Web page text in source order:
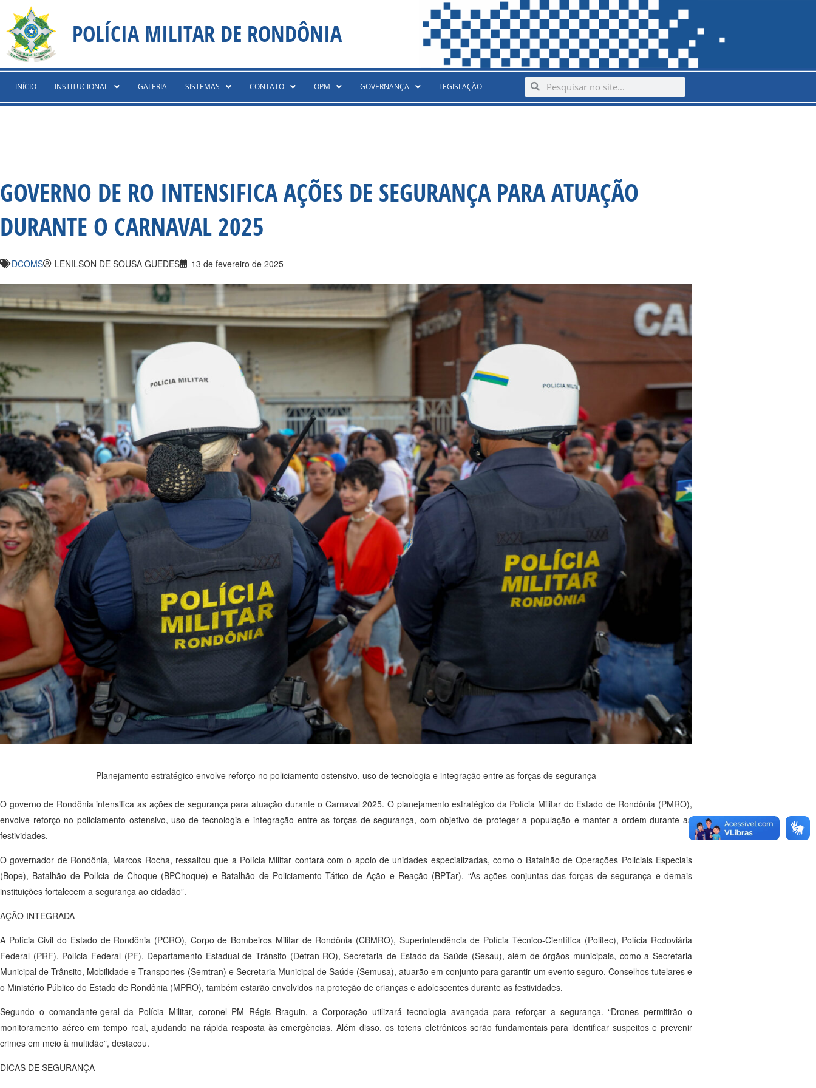
content
para
conteúdo
POLÍCIA MILITAR DE RONDÔNIA
INÍCIO INSTITUCIONAL GALERIA SISTEMAS CONTATO OPM GOVERNANÇA LEGISLAÇÃO SearchSearch
GOVERNO DE RO INTENSIFICA AÇÕES DE SEGURANÇA PARA ATUAÇÃO
DURANTE O CARNAVAL 2025
DCOMS LENILSON DE SOUSA GUEDES 13 de fevereiro de 2025
Planejamento estratégico envolve reforço no policiamento ostensivo, uso de tecnologia e integração entre as forças de segurança
O governo de Rondônia intensifica as ações de segurança para atuação durante o Carnaval 2025. O planejamento estratégico da Polícia Militar do Estado de Rondônia (PMRO),
envolve reforço no policiamento ostensivo, uso de tecnologia e integração entre as forças de segurança, com objetivo de proteger a população e manter a ordem durante as
festividades.
O governador de Rondônia, Marcos Rocha, ressaltou que a Polícia Militar contará com o apoio de unidades especializadas, como o Batalhão de Operações Policiais Especiais
(Bope), Batalhão de Polícia de Choque (BPChoque) e Batalhão de Policiamento Tático de Ação e Reação (BPTar). “As ações conjuntas das forças de segurança e demais
instituições fortalecem a segurança ao cidadão”.
AÇÃO INTEGRADA
A Polícia Civil do Estado de Rondônia (PCRO), Corpo de Bombeiros Militar de Rondônia (CBMRO), Superintendência de Polícia Técnico-Científica (Politec), Polícia Rodoviária
Federal (PRF), Polícia Federal (PF), Departamento Estadual de Trânsito (Detran-RO), Secretaria de Estado da Saúde (Sesau), além de órgãos municipais, como a Secretaria
Municipal de Trânsito, Mobilidade e Transportes (Semtran) e Secretaria Municipal de Saúde (Semusa), atuarão em conjunto para garantir um evento seguro. Conselhos tutelares e
o Ministério Público do Estado de Rondônia (MPRO), também estarão envolvidos na proteção de crianças e adolescentes durante as festividades.
Segundo o comandante-geral da Polícia Militar, coronel PM Régis Braguin, a Corporação utilizará tecnologia avançada para reforçar a segurança. “Drones permitirão o
monitoramento aéreo em tempo real, ajudando na rápida resposta às emergências. Além disso, os totens eletrônicos serão fundamentais para identificar suspeitos e prevenir
crimes em meio à multidão”, destacou.
DICAS DE SEGURANÇA